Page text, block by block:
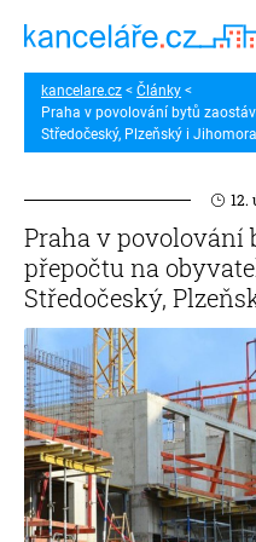
kancelare.cz
Články
Praha v povolování bytů
Středočeský, Plzeňský i
12.
Praha v povolování
přepočtu na
Středočeský,